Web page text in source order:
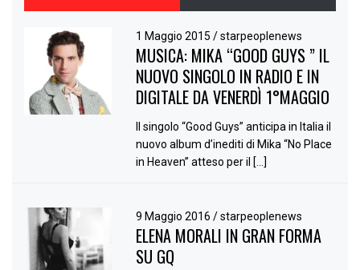
1 Maggio 2015/ starpeoplenews
MUSICA: MIKA “GOOD GUYS ” IL
NUOVO SINGOLO IN RADIO E IN
DIGITALE DA VENERDÌ 1°MAGGIO
Il singolo “Good Guys” anticipa in Italia il
nuovo album d’inediti di Mika “No Place
in Heaven” atteso per il […]
9 Maggio 2016/ starpeoplenews
ELENA MORALI IN GRAN FORMA
SU GQ